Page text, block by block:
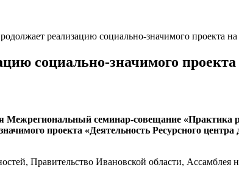
реализацию социально-значимого проекта на
социально-значимого
Межрегиональный семинар-совещание «Практика
проекта «Деятельность Ресурсного
Правительство Ивановской области,